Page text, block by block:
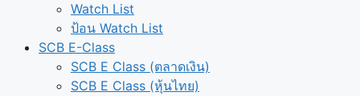
Watch List
ป้อน Watch List
SCB E-Class
SCB E Class (ตลาดเงิน)
SCB E Class (หุ้นไทย)